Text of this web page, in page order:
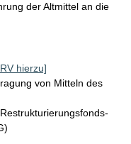
der Altmittel an die
hierzu]
von Mitteln des